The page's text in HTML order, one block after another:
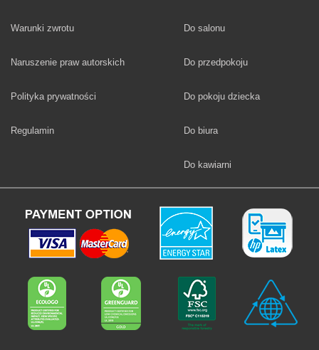
Warunki zwrotu
Naruszenie praw autorskich
Polityka prywatności
Regulamin
Fototapety
Do salonu
Fototapety
Do przedpokoju
Fototapety
Do pokoju dziecka
Fototapety
Do biura
Fototapety
Do kawiarni